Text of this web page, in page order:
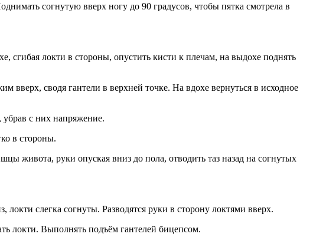
согнутую вверх ногу до 90 градусов, чтобы пятка смотрела в
сгибая локти в стороны, опустить кисти к плечам, на выдохе поднять
сводя гантели в верхней точке. На вдохе вернуться в исходное
с них напряжение.
в стороны.
живота, руки опуская вниз до пола, отводить таз назад на согнутых
слегка согнуты. Разводятся руки в сторону локтями вверх.
локти. Выполнять подъём гантелей бицепсом.